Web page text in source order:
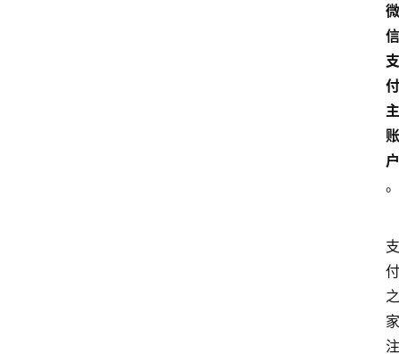
微
信
支
付
主
账
户
。
支
付
之
家
注